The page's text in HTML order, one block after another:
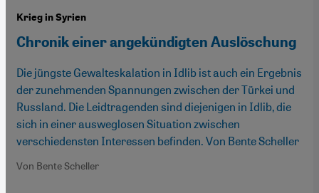
Krieg in Syrien
Chronik einer angekündigten Auslöschung
Die jüngste Gewalteskalation in Idlib ist auch ein Ergebnis
der zunehmenden Spannungen zwischen der Türkei und
Russland. Die Leidtragenden sind diejenigen in Idlib, die
sich in einer ausweglosen Situation zwischen
verschiedensten Interessen befinden. Von Bente Scheller
Von Bente Scheller